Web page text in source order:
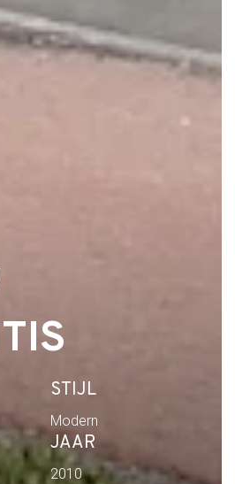
STIJL
Modern
JAAR
2010